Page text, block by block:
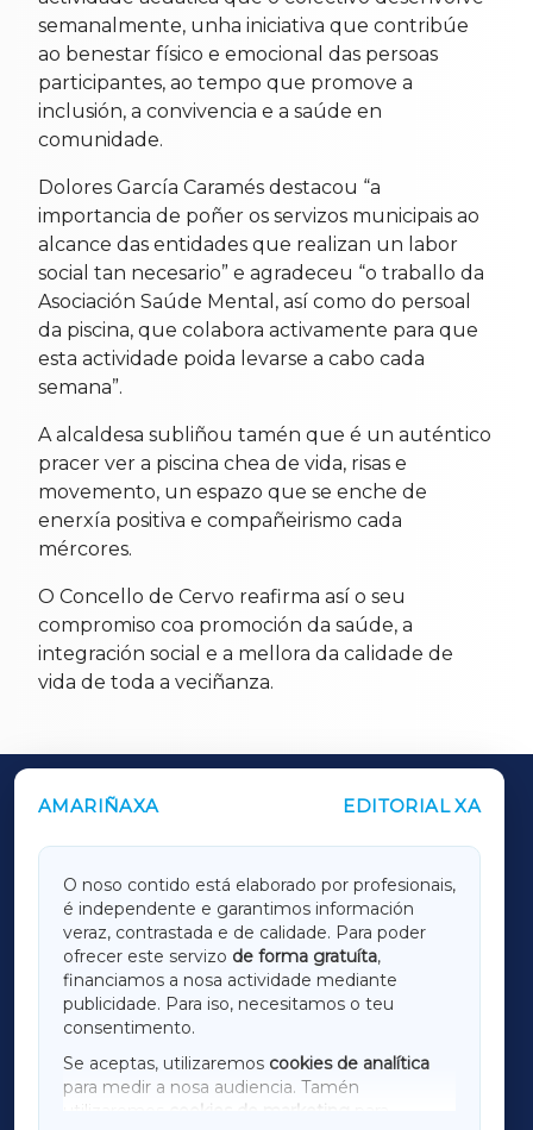
semanalmente, unha iniciativa que contribúe
ao benestar físico e emocional das persoas
participantes, ao tempo que promove a
inclusión, a convivencia e a saúde en
comunidade.
Dolores García Caramés destacou “a
importancia de poñer os servizos municipais ao
alcance das entidades que realizan un labor
social tan necesario” e agradeceu “o traballo da
Asociación Saúde Mental, así como do persoal
da piscina, que colabora activamente para que
esta actividade poida levarse a cabo cada
semana”.
A alcaldesa subliñou tamén que é un auténtico
pracer ver a piscina chea de vida, risas e
movemento, un espazo que se enche de
enerxía positiva e compañeirismo cada
mércores.
O Concello de Cervo reafirma así o seu
compromiso coa promoción da saúde, a
integración social e a mellora da calidade de
vida de toda a veciñanza.
AMARIÑAXA EDITORIAL XA
O noso contido está elaborado por profesionais,
é independente e garantimos información
veraz, contrastada e de calidade. Para poder
ofrecer este servizo de forma gratuíta,
financiamos a nosa actividade mediante
publicidade. Para iso, necesitamos o teu
consentimento.
Se aceptas, utilizaremos cookies de analítica
para medir a nosa audiencia. Tamén
utilizaremos
cookies de marketing
OUTROS PERIÓDICOS
LUGOXA
TERRACHAXA
AMARIÑAXA